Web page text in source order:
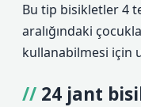
Bu tip bisikletler 4
aralığındaki
kullanabilmesi için
24 jant